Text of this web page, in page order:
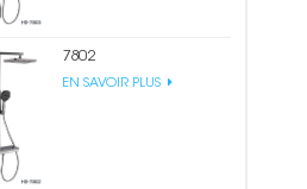
7802
EN SAVOIR PLUS